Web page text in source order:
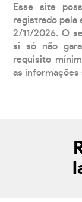
Esse site
registrado pela
2/11/2026. O
si só não
requisito
as informações